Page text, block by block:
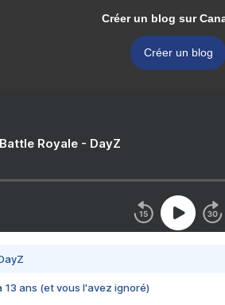
Créer un blog sur
Créer un blog
Royale - DayZ
13 ans (et vous l'avez ignoré)